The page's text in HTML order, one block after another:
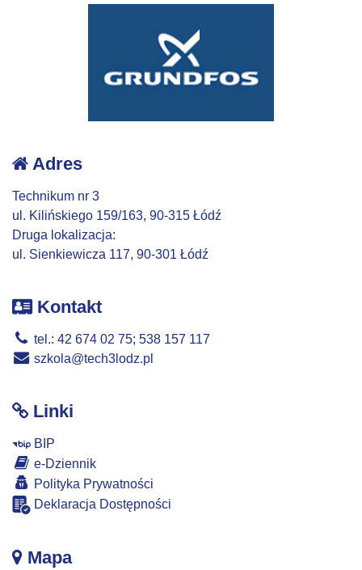
Adres
Technikum nr 3
ul. Kilińskiego 159/163, 90-315 Łódź
Druga lokalizacja:
ul. Sienkiewicza 117, 90-301 Łódź
Kontakt
tel.: 42 674 02 75; 538 157 117
szkola@tech3lodz.pl
Linki
BIP
e-Dziennik
Polityka Prywatności
Deklaracja Dostępności
Mapa